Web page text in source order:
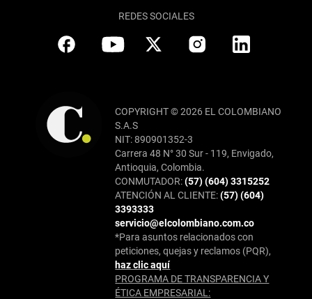
REDES SOCIALES
COPYRIGHT © 2026 EL COLOMBIANO
S.A.S
NIT: 890901352-3
Carrera 48 N° 30 Sur - 119, Envigado,
Antioquia, Colombia.
CONMUTADOR:(57) (604) 3315252
ATENCIÓN AL CLIENTE:(57) (604)
3393333
servicio@elcolombiano.com.co
*Para asuntos relacionados con
peticiones, quejas y reclamos (PQR),
haz clic aquí
PROGRAMA DE TRANSPARENCIA Y
ÉTICA EMPRESARIAL: